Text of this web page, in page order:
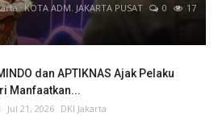
KOTA ADM. JAKARTA PUSAT 0
17
dan APTIKNAS Ajak Pelaku
Manfaatkan...
Jul 21, 2026 DKI Jakarta